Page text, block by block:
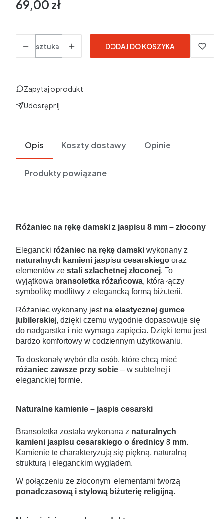
Cena
69,00 zł
sztuka
DODAJ DO KOSZYKA
Zapytaj o produkt
Udostępnij
Opis Koszty dostawy Opinie
Produkty powiązane
Różaniec na rękę damski z jaspisu 8 mm – złocony
Elegancki różaniec na rękę damski wykonany z
naturalnych kamieni jaspisu cesarskiego oraz
elementów ze stali szlachetnej złoconej. To
wyjątkowa bransoletka różańcowa, która łączy
symbolikę modlitwy z elegancką formą biżuterii.
Różaniec wykonany jest na elastycznej gumce
jubilerskiej, dzięki czemu wygodnie dopasowuje się
do nadgarstka i nie wymaga zapięcia. Dzięki temu jest
bardzo komfortowy w codziennym użytkowaniu.
To doskonały wybór dla osób, które chcą mieć
różaniec zawsze przy sobie – w subtelnej i
eleganckiej formie.
Naturalne kamienie – jaspis cesarski
Bransoletka została wykonana z naturalnych
kamieni jaspisu cesarskiego o średnicy 8 mm.
Kamienie te charakteryzują się piękną, naturalną
strukturą i eleganckim wyglądem.
W połączeniu ze złoconymi elementami tworzą
ponadczasową i stylową biżuterię religijną.